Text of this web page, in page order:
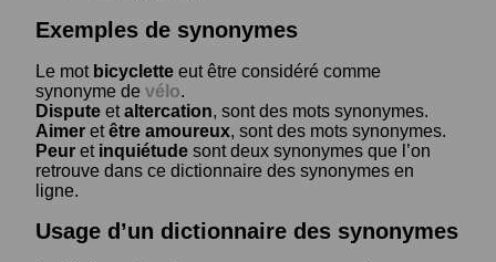
Exemples de synonymes
Le mot bicyclette eut être considéré comme
synonyme de vélo.
Dispute etaltercation, sont des mots synonymes.
Aimer etêtre amoureux, sont des mots synonymes.
Peur et inquiétude sont deux synonymes que l’on
retrouve dans ce dictionnaire des synonymes en
ligne.
Usage d’un dictionnaire des synonymes